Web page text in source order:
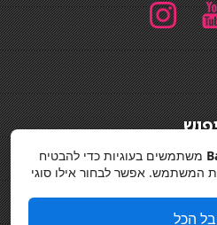
פרטיות
משתמשים בעוגיות כדי להבטיח
המשתמש. אפשר לבחור אילו סוגי
הכל